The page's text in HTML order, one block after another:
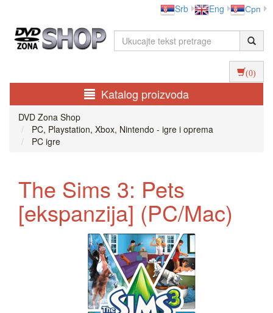
Srb Eng Срп
(0)
Katalog proizvoda
DVD Zona Shop
PC, Playstation, Xbox, Nintendo - igre i oprema
PC igre
The Sims 3: Pets
[ekspanzija] (PC/Mac)